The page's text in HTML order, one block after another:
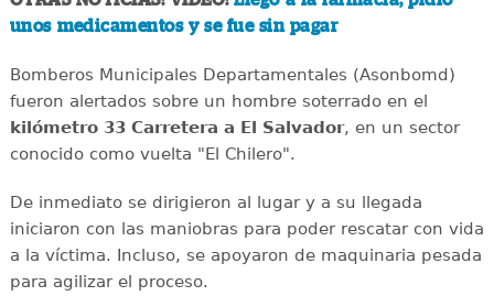
unos medicamentos y se fue sin pagar
Bomberos Municipales Departamentales (Asonbomd)
fueron alertados sobre un hombre soterrado en el
kilómetro 33 Carretera a El Salvador, en un sector
conocido como vuelta "El Chilero".
De inmediato se dirigieron al lugar y a su llegada
iniciaron con las maniobras para poder rescatar con vida
a la víctima. Incluso, se apoyaron de maquinaria pesada
para agilizar el proceso.